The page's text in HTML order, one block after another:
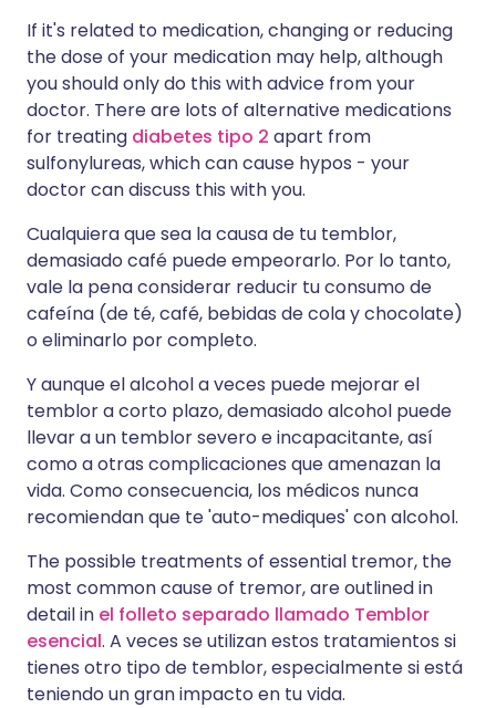
If it's related to medication, changing or reducing
the dose of your medication may help, although
you should only do this with advice from your
doctor. There are lots of alternative medications
for treating diabetes tipo 2 apart from
sulfonylureas, which can cause hypos - your
doctor can discuss this with you.
Cualquiera que sea la causa de tu temblor,
demasiado café puede empeorarlo. Por lo tanto,
vale la pena considerar reducir tu consumo de
cafeína (de té, café, bebidas de cola y chocolate)
o eliminarlo por completo.
Y aunque el alcohol a veces puede mejorar el
temblor a corto plazo, demasiado alcohol puede
llevar a un temblor severo e incapacitante, así
como a otras complicaciones que amenazan la
vida. Como consecuencia, los médicos nunca
recomiendan que te 'auto-mediques' con alcohol.
The possible treatments of essential tremor, the
most common cause of tremor, are outlined in
detail in el folleto separado llamado Temblor
esencial. A veces se utilizan estos tratamientos si
tienes otro tipo de temblor, especialmente si está
teniendo un gran impacto en tu vida.